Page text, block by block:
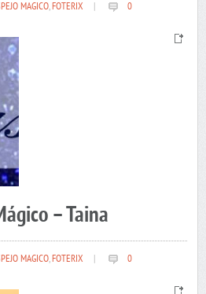
MAGICO,FOTERIX 0
– Taina
MAGICO,FOTERIX 0